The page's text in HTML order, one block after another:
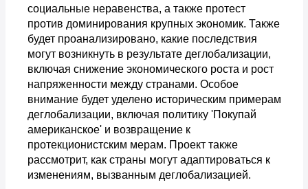
социальные неравенства, а также протест
против доминирования крупных экономик. Также
будет проанализировано, какие последствия
могут возникнуть в результате деглобализации,
включая снижение экономического роста и рост
напряженности между странами. Особое
внимание будет уделено историческим примерам
деглобализации, включая политику 'Покупай
американское' и возвращение к
протекционистским мерам. Проект также
рассмотрит, как страны могут адаптироваться к
изменениям, вызванным деглобализацией.